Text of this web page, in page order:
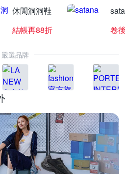
休閒洞洞鞋
結帳再88折
卷
嚴選品牌